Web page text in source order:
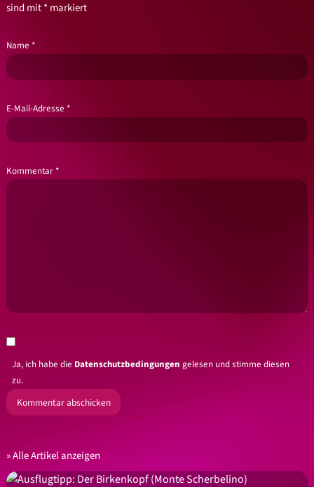
sind mit*markiert
Name *
E-Mail-Adresse *
Kommentar *
Ja, ich habe die Datenschutzbedingungen gelesen und stimme diesen
zu.
Alle Artikel anzeigen